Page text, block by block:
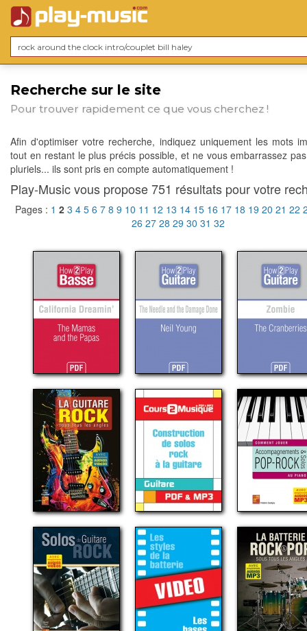
Recherche sur le site
Pour trouver rapidement ce que vous cherchez !
Afin d'optimiser votre recherche, indiquez uniquement les mots
tout en restant le plus précis possible, et ne vous embarrassez
pluriels... ils sont pris en compte automatiquement !
Play-Music vous propose 751 résultats pour votre
Pages : 1 2 3 4 5 6 7 8 9 10 11 12 13 14 15 16 17 18 19 20 21 22
26 27 28 29 30 31 32